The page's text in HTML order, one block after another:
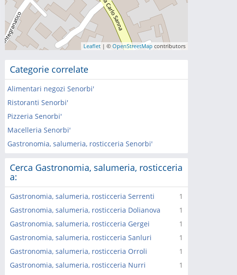
Leaflet | ©OpenStreetMap contributors
Categorie correlate
Alimentari negozi Senorbi'
Ristoranti Senorbi'
Pizzeria Senorbi'
Macelleria Senorbi'
Gastronomia, salumeria, rosticceria Senorbi'
Cerca Gastronomia, salumeria, rosticceria
a:
1
Gastronomia, salumeria, rosticceria Serrenti
1
Gastronomia, salumeria, rosticceria Dolianova
1
Gastronomia, salumeria, rosticceria Gergei
1
Gastronomia, salumeria, rosticceria Sanluri
1
Gastronomia, salumeria, rosticceria Orroli
1
Gastronomia, salumeria, rosticceria Nurri